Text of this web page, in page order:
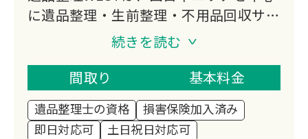
に遺品整理・生前整理・不用品回収サー
ビスを提供しています。故人様の想いを
大切にしながら、ご遺族の負担を軽減す
る丁寧な作業を心がけ、地域密着型のき
め細やかな対応でお客様の信頼にお応え
しています。
続きを読む
間取り
基本料金
遺品整理士の資格
損害保険加入済み
即日対応可
土日祝日対応可